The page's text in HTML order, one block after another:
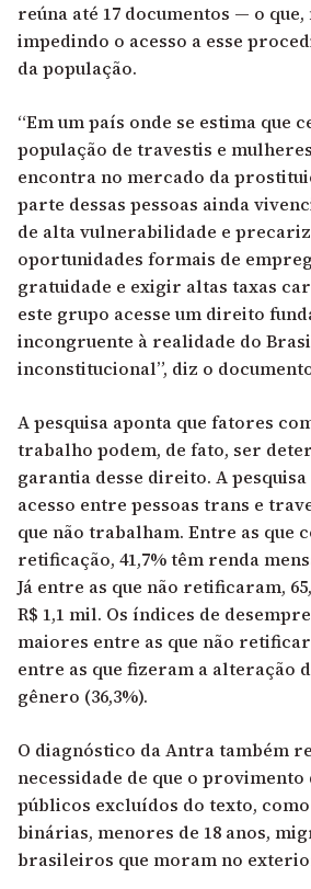
reúna até 17 documentos — o que,
impedindo o acesso a esse
da população.
“Em um país onde se estima que
população de travestis e
encontra no mercado da
parte dessas pessoas ainda
de alta vulnerabilidade e
oportunidades formais de
gratuidade e exigir altas taxas
este grupo acesse um direito
incongruente à realidade do
inconstitucional”, diz o
A pesquisa aponta que fatores
trabalho podem, de fato, ser
garantia desse direito. A
acesso entre pessoas trans e
que não trabalham. Entre as que
retificação, 41,7% têm renda
Já entre as que não retificaram,
R$ 1,1 mil. Os índices de
maiores entre as que não
entre as que fizeram a alteração
gênero (36,3%).
O diagnóstico da Antra também
necessidade de que o provimento
públicos excluídos do texto, como
binárias, menores de 18 anos,
brasileiros que moram no